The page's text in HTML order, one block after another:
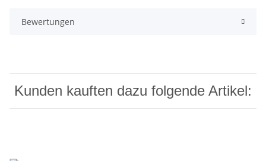
Bewertungen
Kunden kauften dazu folgende Artikel: